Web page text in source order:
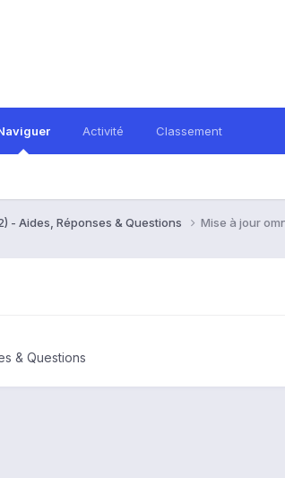
Activité Classement
- Aides, Réponses & Questions Mise à jour
& Questions